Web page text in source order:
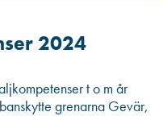
2024
t o m år
grenarna Gevär,